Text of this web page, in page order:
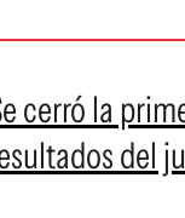
cerró la
del